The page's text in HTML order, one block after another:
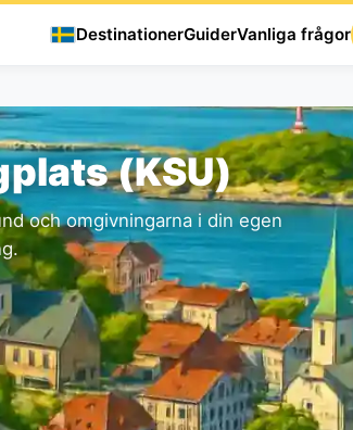
DestinationerGuiderVanliga frågor
(KSU)
och omgivningarna i din egen